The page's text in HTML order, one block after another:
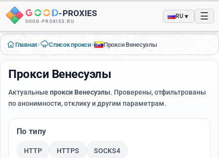
-PROXIES
GOOD-PROXIES.RU
RU▼ ☰
Главная› Список прокси› Прокси Венесуэлы
Прокси Венесуэлы
Актуальные прокси Венесуэлы. Проверены, отфильтрованы
по анонимности, отклику и другим параметрам.
По типу
HTTP HTTPS SOCKS4